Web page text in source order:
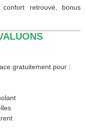
retrouvé, bonus
gratuitement pour :